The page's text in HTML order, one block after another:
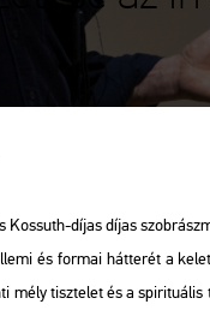
Kos­suth-díjas díjas
és for­mai hát­te­rét a
mély tisz­te­let és a